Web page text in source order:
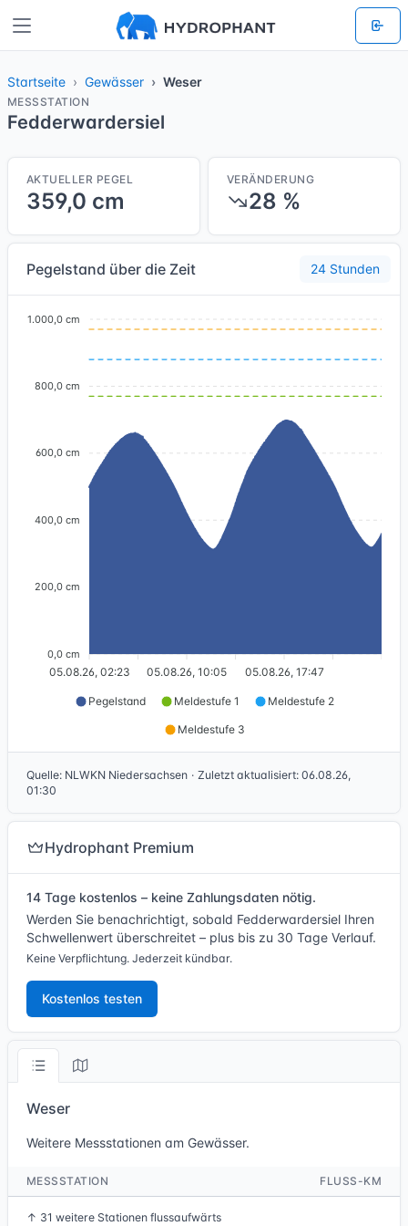
Startseite Gewässer Weser
MESSSTATION
Fedderwardersiel
AKTUELLER PEGEL
359,0 cm
VERÄNDERUNG
28 %
Pegelstand über die Zeit 24 Stunden
1.000,0 cm
800,0 cm
600,0 cm
400,0 cm
200,0 cm
0,0 cm
05.08.26, 02:23 05.08.26, 10:05 05.08.26, 17:47
Pegelstand Meldestufe 1 Meldestufe 2
Meldestufe 3
Quelle: NLWKN Niedersachsen · Zuletzt aktualisiert: 06.08.26,
01:30
Hydrophant Premium
14 Tage kostenlos – keine Zahlungsdaten nötig.
Werden Sie benachrichtigt, sobald Fedderwardersiel Ihren
Schwellenwert überschreitet – plus bis zu 30 Tage Verlauf.
Keine Verpflichtung. Jederzeit kündbar.
Kostenlos testen
Weser
Weitere Messstationen am Gewässer.
MESSSTATION FLUSS-KM
↑ 31 weitere Stationen flussaufwärts